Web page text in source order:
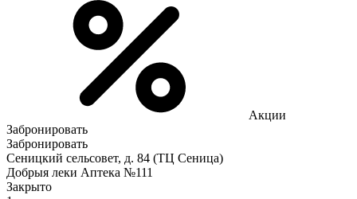
Акции
Забронировать
Забронировать
Сеницкий сельсовет, д. 84 (ТЦ Сеница)
Добрыя леки Аптека №111
Закрыто